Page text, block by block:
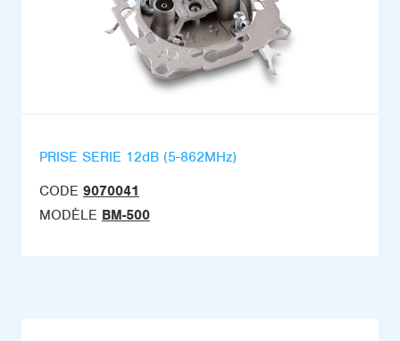
PRISE SERIE 12dB (5-862MHz)
CODE 9070041
MODÈLE BM-500